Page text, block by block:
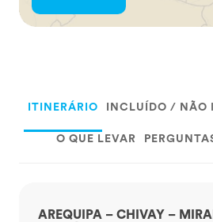
ITINERÁRIO INCLUÍDO / NÃO
O QUE LEVAR
AREQUIPA – CHIVAY –